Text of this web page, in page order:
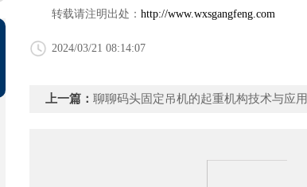
转载请注明出处： http://www.wxsgangfeng.com
2024/03/21 08:14:07
上一篇： 聊聊码头固定吊机的起重机构技术与应用